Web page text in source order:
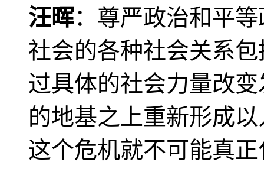
汪晖：尊严政治和平
社会的各种社会关系
过具体的社会力量改
的地基之上重新形成
这个危机就不可能真